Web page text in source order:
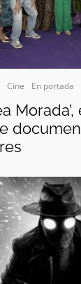
Cine En portada